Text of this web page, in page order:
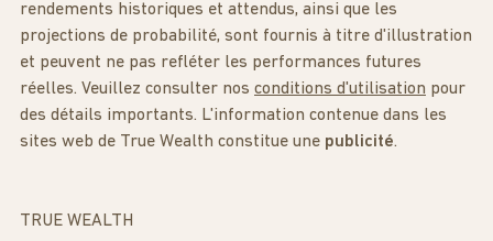
rendements historiques et attendus, ainsi que les
projections de probabilité, sont fournis à titre d'illustration
et peuvent ne pas refléter les performances futures
réelles. Veuillez consulter nos conditions d'utilisation pour
des détails importants. L'information contenue dans les
sites web de True Wealth constitue une publicité.
TRUE WEALTH